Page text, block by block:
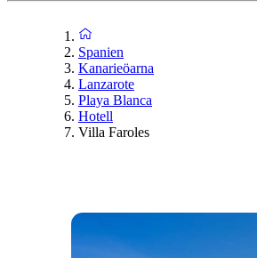
Spanien
Kanarieöarna
Lanzarote
Playa Blanca
Hotell
Villa Faroles